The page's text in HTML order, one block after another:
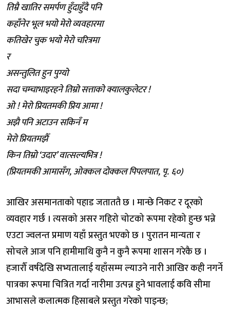
तिम्रै खातिर समर्पण हुँदाहुँदै पनि
कहाँनेर भूल भयो मेरो व्यवहारमा
कतिखेर चुक भयो मेरो चरित्रमा
र
असन्तुलित हुन पुग्यो
सदा चम्चाभाइरहने तिम्रो सत्ताको क्यालकुलेटर !
ओ ! मेरो प्रियतमकी प्रिय आमा !
अझै पनि अटाउन सकिनँ म
मेरो प्रियतमझैँ
किन तिम्रो ‘उदार’ वात्सल्यभित्र !
(प्रियतमकी आमासँग, ओक्कल दोक्कल पिपलपात, पृ. ६०)
आखिर असमानताको पहाड जताततै छ । मान्छे निकट र दूरको
व्यवहार गर्छ । त्यसको असर गहिरो चोटको रूपमा रहेको हुन्छ भन्ने
एउटा ज्वलन्त प्रमाण यहाँ प्रस्तुत भएको छ । पुरातन मान्यता र
सोचले आज पनि हामीमाथि कुनै न कुनै रूपमा शासन गरेकै छ ।
हजारौँ वर्षदेखि सभ्यतालाई यहाँसम्म ल्याउने नारी आखिर कही नगर्ने
पात्रका रूपमा चित्रित गर्दा नारीमा उत्पन्न हुने भावलाई कवि सीमा
आभासले कलात्मक हिसाबले प्रस्तुत गरेको पाइन्छ;